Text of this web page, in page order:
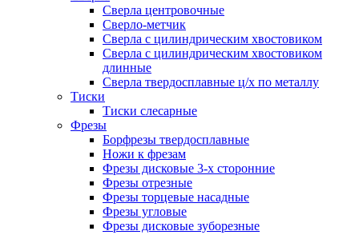
Сверла центровочные
Сверло-метчик
Сверла с цилиндрическим хвостовиком
Сверла с цилиндрическим хвостовиком
длинные
Сверла твердосплавные ц/х по металлу
Тиски
Тиски слесарные
Фрезы
Борфрезы твердосплавные
Ножи к фрезам
Фрезы дисковые 3-х сторонние
Фрезы отрезные
Фрезы торцевые насадные
Фрезы угловые
Фрезы дисковые зуборезные